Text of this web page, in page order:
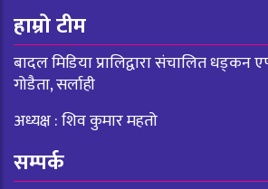
हाम्रो टीम
बादल मिडिया प्रालिद्वारा संचालित धड्कन
गोडैता, सर्लाही
अध्यक्ष : शिव कुमार महतो
सम्पर्क